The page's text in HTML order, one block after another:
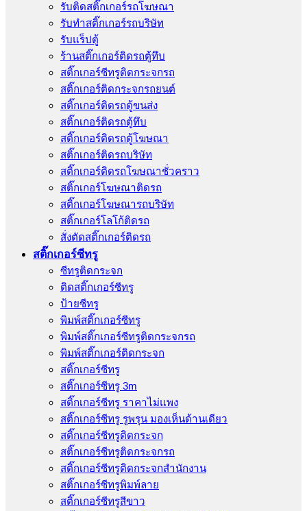
รับติดสติ๊กเกอร์รถโฆษณา
รับทำสติ๊กเกอร์รถบริษัท
รับแร็ปตู้
ร้านสติ๊กเกอร์ติดรถตู้ทึบ
สติ๊กเกอร์ซีทรูติดกระจกรถ
สติ๊กเกอร์ติดกระจกรถยนต์
สติ๊กเกอร์ติดรถตู้ขนส่ง
สติ๊กเกอร์ติดรถตู้ทึบ
สติ๊กเกอร์ติดรถตู้โฆษณา
สติ๊กเกอร์ติดรถบริษัท
สติ๊กเกอร์ติดรถโฆษณาชั่วคราว
สติ๊กเกอร์โฆษณาติดรถ
สติ๊กเกอร์โฆษณารถบริษัท
สติ๊กเกอร์โลโก้ติดรถ
สั่งตัดสติ๊กเกอร์ติดรถ
สติ๊กเกอร์ซีทรู
ซีทรูติดกระจก
ติดสติ๊กเกอร์ซีทรู
ป้ายซีทรู
พิมพ์สติ๊กเกอร์ซีทรู
พิมพ์สติ๊กเกอร์ซีทรูติดกระจกรถ
พิมพ์สติ๊กเกอร์ติดกระจก
สติ๊กเกอร์ซีทรู
สติ๊กเกอร์ซีทรู 3m
สติ๊กเกอร์ซีทรู ราคาไม่แพง
สติ๊กเกอร์ซีทรู รูพรุน มองเห็นด้านเดียว
สติ๊กเกอร์ซีทรูติดกระจก
สติ๊กเกอร์ซีทรูติดกระจกรถ
สติ๊กเกอร์ซีทรูติดกระจกสำนักงาน
สติ๊กเกอร์ซีทรูพิมพ์ลาย
สติ๊กเกอร์ซีทรูสีขาว